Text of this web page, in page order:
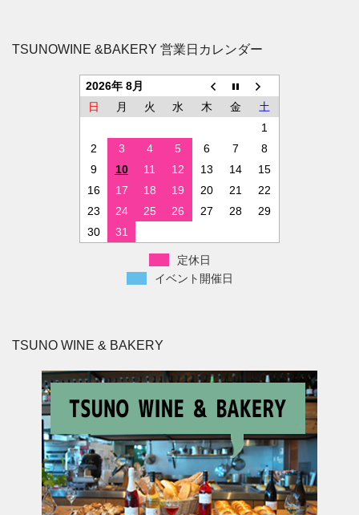
TSUNOWINE &BAKERY 営業日カレンダー
2026年 8月
日
月 火 水 木 金
土
1
2
3 4 5 6 7
8
9
10 11 12 13 14
15
16
17 18 19 20 21
22
23
24 25 26 27 28
29
30
31
定休日
イベント開催日
TSUNO WINE & BAKERY